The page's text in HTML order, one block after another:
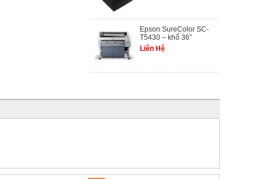
Epson SureColor SC-
T5430 – khổ 36”
Liên Hệ